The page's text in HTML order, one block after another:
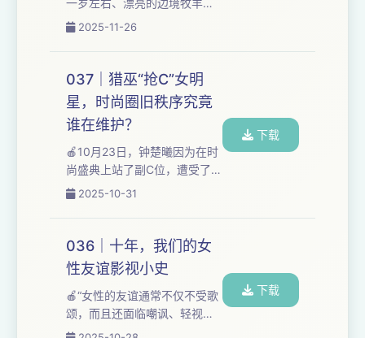
福苑起火。当时小区8栋31层
大楼的外墙最先开始起火。 半
小时内，火势快速蔓延，并在
一岁左右、漂亮的边境牧羊
犬。它在中国犬敏捷锦标赛新
需要按顺序突破障碍的敏捷赛
中，徐豆豆完全无视了比赛的
规则和主人的指令。它跑错路
线、在隧道口犹豫徘徊、撞翻
栏杆，甚至因为太兴奋而摔出
“狗啃泥”，注意力更多地被场边
的草皮、观众和裁判所吸引。
秒，而徐豆豆最长一次用了
130.31秒，最终以极低的负分
稳居倒数第一。 徐豆...
2025-11-26
037｜猎巫“抢C”女明
星，时尚圈旧秩序究竟
谁在维护？
🍎10月23日，钟楚曦因为在时
尚盛典上站了副C位，遭受了大
规模的网暴。争议从站位问
讨，最终演变为对钟楚曦人品
的全面否定，甚至上升到要求
封杀的地步。 本期节目，我们
邀请到了前时尚杂志编辑
Arry。Arry曾任职于时尚杂志
《GQ》《Wallpaper》
《W》。我们从钟楚曦被指“抢”
2025-10-31
下载
036｜十年，我们的女
性友谊影视小史
🍎“女性的友谊通常不仅不受歌
颂，而且还面临嘲讽、轻视和
误读。”2015年到2025年间，
下载